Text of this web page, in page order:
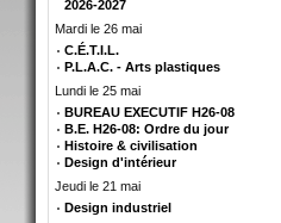
2026-2027
Mardi le 26 mai
C.É.T.I.L.
P.L.A.C. - Arts plastiques
Lundi le 25 mai
BUREAU EXECUTIF H26-08
B.E. H26-08: Ordre du jour
Histoire & civilisation
Design d'intérieur
Jeudi le 21 mai
Design industriel